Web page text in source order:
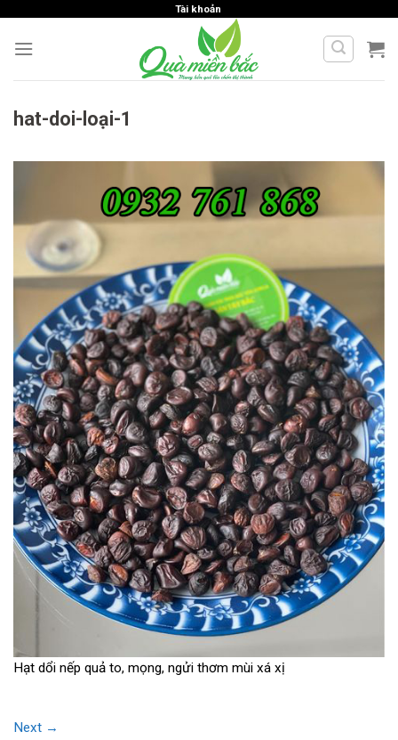
content
Tài khoản
hat-doi-loại-1
Hạt dổi nếp quả to, mọng, ngửi thơm mùi xá xị
Next →